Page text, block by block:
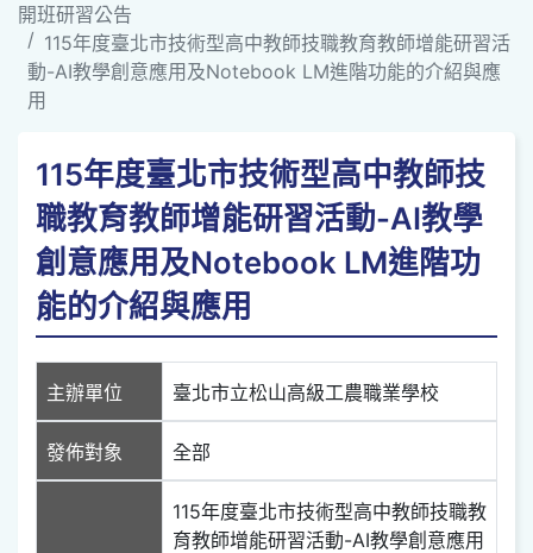
開班研習公告
115年度臺北市技術型高中教師技職教育教師增能研習活
動-AI教學創意應用及Notebook LM進階功能的介紹與應
用
115年度臺北市技術型高中教師技
職教育教師增能研習活動-AI教學
創意應用及Notebook LM進階功
能的介紹與應用
主辦單位 臺北市立松山高級工農職業學校
發佈對象 全部
115年度臺北市技術型高中教師技職教
育教師增能研習活動-AI教學創意應用